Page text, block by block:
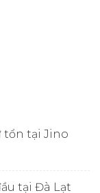
tổn tại Jino
tại Đà Lạt